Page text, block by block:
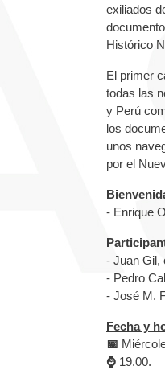
exiliados
Histórico
El primer
todas las
y Perú
los
unos
por el
- Enrique
- Juan Gil,
- Pedro
- José M.
Fecha y
📅
⌚ 19.00.